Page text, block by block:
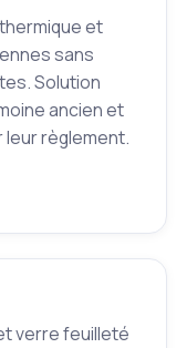
et
sans
Solution
ancien et
règlement.
verre feuilleté